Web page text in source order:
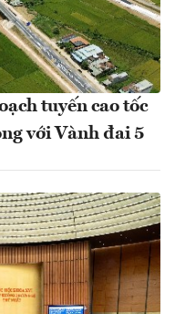
tuyến cao tốc
với Vành đai 5